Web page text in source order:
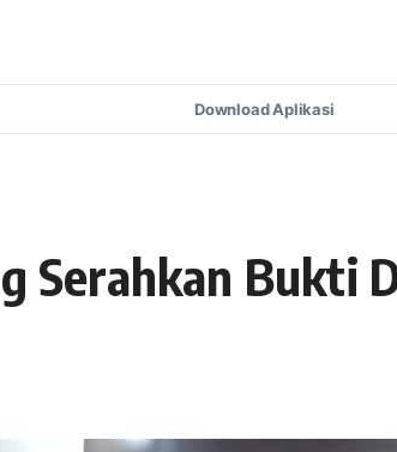
Download Aplikasi
Serahkan Bukti